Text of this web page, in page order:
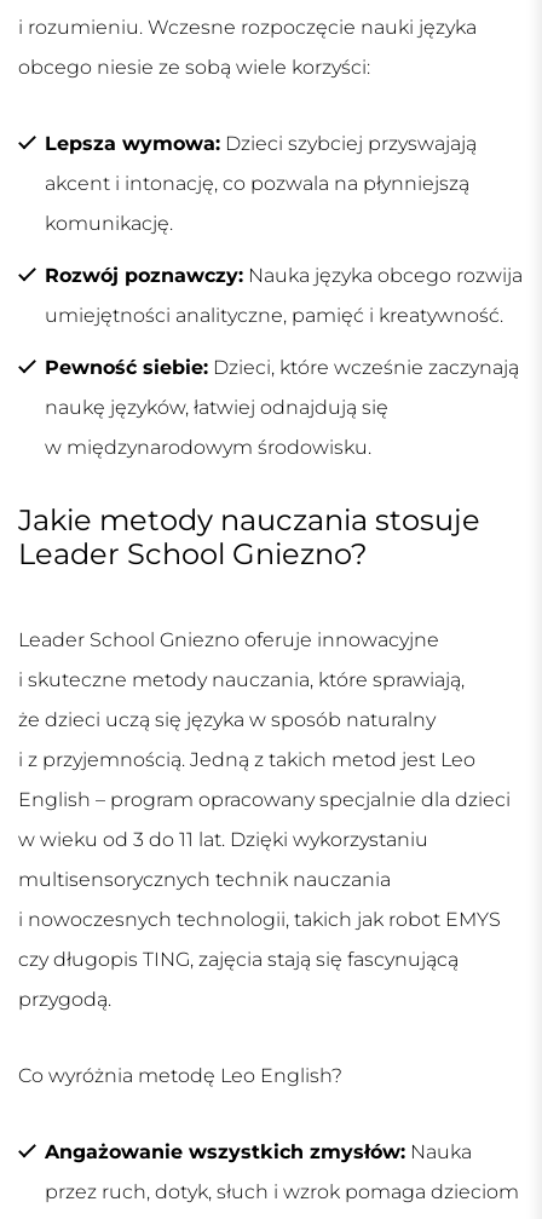
i rozumieniu. Wczesne rozpoczęcie nauki języka
obcego niesie ze sobą wiele korzyści:
Lepsza wymowa: Dzieci szybciej przyswajają
akcent i intonację, co pozwala na płynniejszą
komunikację.
Rozwój poznawczy: Nauka języka obcego rozwija
umiejętności analityczne, pamięć i kreatywność.
Pewność siebie: Dzieci, które wcześnie zaczynają
naukę języków, łatwiej odnajdują się
w międzynarodowym środowisku.
Jakie metody nauczania stosuje
Leader School Gniezno?
Leader School Gniezno oferuje innowacyjne
i skuteczne metody nauczania, które sprawiają,
że dzieci uczą się języka w sposób naturalny
i z przyjemnością. Jedną z takich metod jest Leo
English – program opracowany specjalnie dla dzieci
w wieku od 3 do 11 lat. Dzięki wykorzystaniu
multisensorycznych technik nauczania
i nowoczesnych technologii, takich jak robot EMYS
czy długopis TING, zajęcia stają się fascynującą
przygodą.
Co wyróżnia metodę Leo English?
Angażowanie wszystkich zmysłów: Nauka
przez ruch, dotyk, słuch i wzrok pomaga dzieciom